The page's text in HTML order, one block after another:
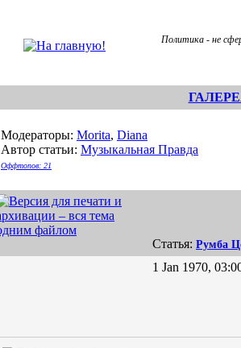
Политика - не
Модераторы: Morita, Diana
Автор статьи: Музыкальная Правда
Оффтопов: 21
Статья: Румба
1 Jan 1970,